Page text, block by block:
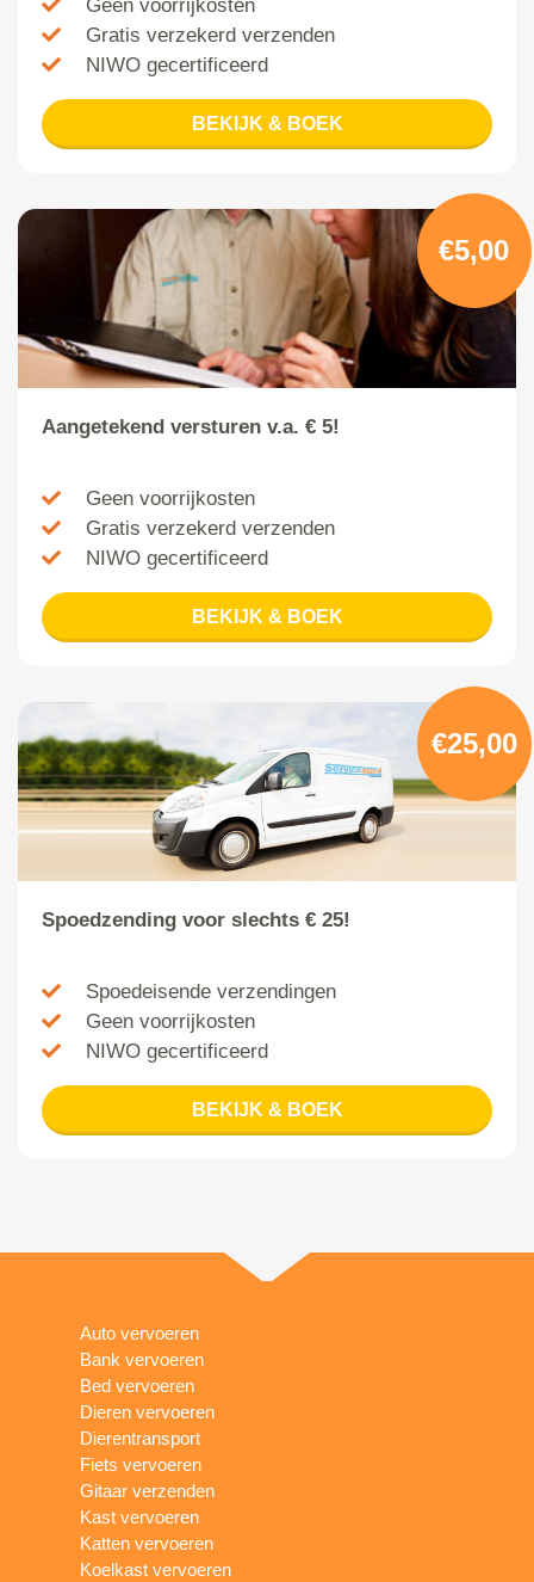
Geen voorrijkosten
Gratis verzekerd verzenden
NIWO gecertificeerd
BEKIJK & BOEK
€5,00
Aangetekend versturen v.a. € 5!
Geen voorrijkosten
Gratis verzekerd verzenden
NIWO gecertificeerd
BEKIJK & BOEK
€25,00
Spoedzending voor slechts € 25!
Spoedeisende verzendingen
Geen voorrijkosten
NIWO gecertificeerd
BEKIJK & BOEK
Auto vervoeren
Bank vervoeren
Bed vervoeren
Dieren vervoeren
Dierentransport
Fiets vervoeren
Gitaar verzenden
Kast vervoeren
Katten vervoeren
Koelkast vervoeren